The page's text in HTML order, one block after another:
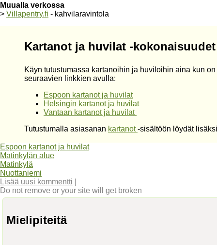
Muualla verkossa
> Villapentry.fi - kahvilaravintola
Kartanot ja huvilat -kokonaisuudet
Käyn tutustumassa kartanoihin ja huviloihin aina kun
seuraavien linkkien avulla:
Espoon kartanot ja huvilat
Helsingin kartanot ja huvilat
Vantaan kartanot ja huvilat
Tutustumalla asiasanan kartanot-sisältöön löydät
Espoon kartanot ja huvilat
Matinkylän alue
Matinkylä
Nuottaniemi
Lisää uusi kommentti
Do not remove or your site will get broken
Mielipiteitä